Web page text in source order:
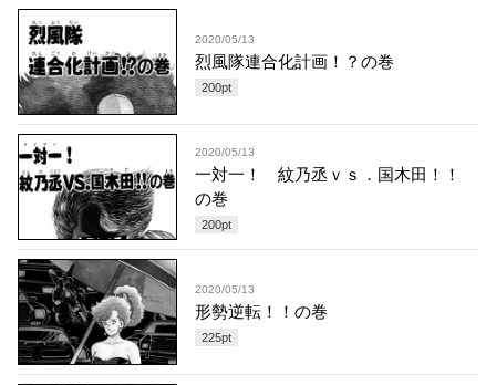
2020/05/13
烈風隊連合化計画！？の巻
200pt
2020/05/13
一対一！ 紋乃丞ｖｓ．国木田！！
の巻
200pt
2020/05/13
形勢逆転！！の巻
225pt